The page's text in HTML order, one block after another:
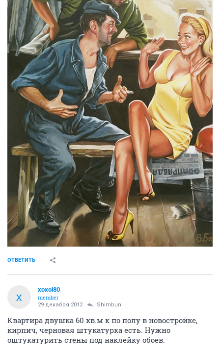
ОТВЕТИТЬ
X
xoxol80
member
29 декабря 2012 Shimbun
Квартира двушка 60 кв.м к по полу в новостройке,
кирпич, черновая штукатурка есть. Нужно
оштукатурить стены под наклейку обоев.